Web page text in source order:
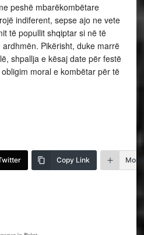
peshë mbarëkombëtare
indiferent, sepse ajo ne vete
të popullit shqiptar si në të
Pikërisht, duke marrë
shpallja e kësaj date për festë
moral e kombëtar për të
Copy Link More